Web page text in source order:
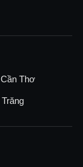
Thơ